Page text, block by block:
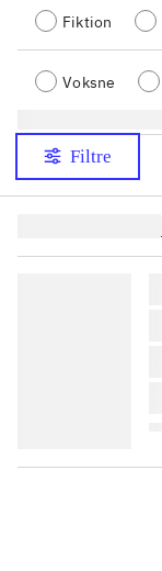
Fiktion
Voksne
Filtre